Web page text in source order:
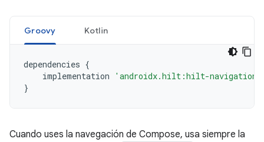
Groovy Kotlin
dependencies {
implementation
'androidx.hilt:hilt-navigation-
}
Cuando uses la navegación de Compose, usa siempre la